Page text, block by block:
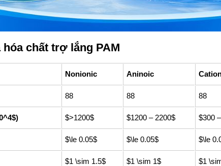
chất trợ lắng PAM
Nonionic Aninoic
88 88 88
$>1200$ $1200 – 2200$ $300
$\le 0.05$ $\le 0.05$ $\le
$1 \sim 1.5$ $1 \sim 1$ $1